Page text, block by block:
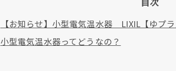
【お知らせ】小型電気温水器 LIXIL【ゆプ
小型電気温水器ってどうなの？現在、新聞に入っている折